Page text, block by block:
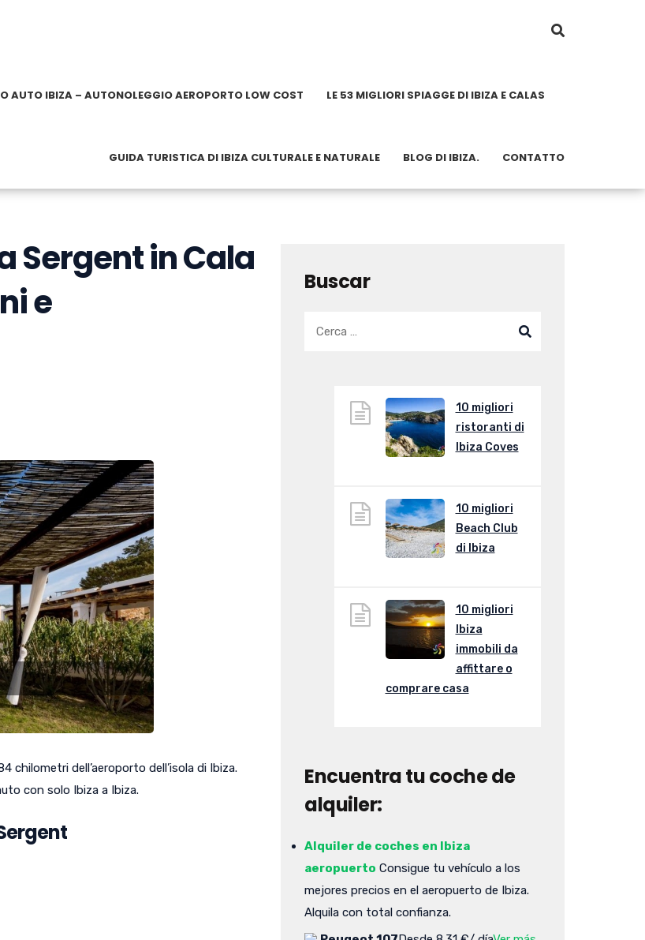
AUTO IBIZA – AUTONOLEGGIO AEROPORTO LOW COST LE 53 MIGLIORI SPIAGGE DI IBIZA E CALAS
GUIDA TURISTICA DI IBIZA CULTURALE E NATURALE BLOG DI IBIZA. CONTATTO
Sergent in Cala
e
chilometri dell’aeroporto dell’isola di Ibiza.
con solo Ibiza a Ibiza.
Buscar
10 migliori
ristoranti di
Ibiza Coves
10 migliori
Beach Club
di Ibiza
10 migliori
Ibiza
immobili da
affittare o
comprare casa
Encuentra tu coche de
alquiler:
Alquiler de coches en Ibiza
aeropuerto Consigue tu vehículo a los
mejores precios en el aeropuerto de Ibiza.
Alquila con total confianza.